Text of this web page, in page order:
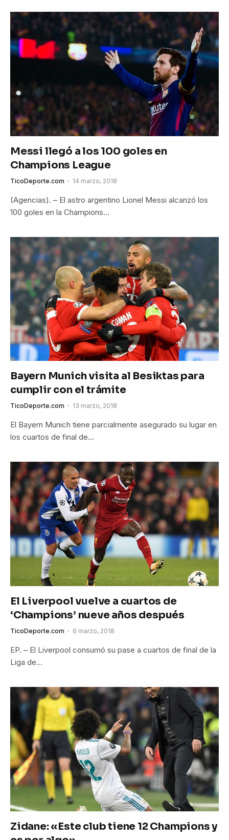
Messi llegó a los 100 goles en
Champions League
TicoDeporte.com 14 marzo, 2018
(Agencias). – El astro argentino Lionel Messi alcanzó los
100 goles en la Champions…
Bayern Munich visita al Besiktas para
cumplir con el trámite
TicoDeporte.com 13 marzo, 2018
El Bayern Munich tiene parcialmente asegurado su lugar en
los cuartos de final de…
El Liverpool vuelve a cuartos de
‘Champions’ nueve años después
TicoDeporte.com 6 marzo, 2018
EP. – El Liverpool consumó su pase a cuartos de final de la
Liga de…
Zidane: «Este club tiene 12 Champions y